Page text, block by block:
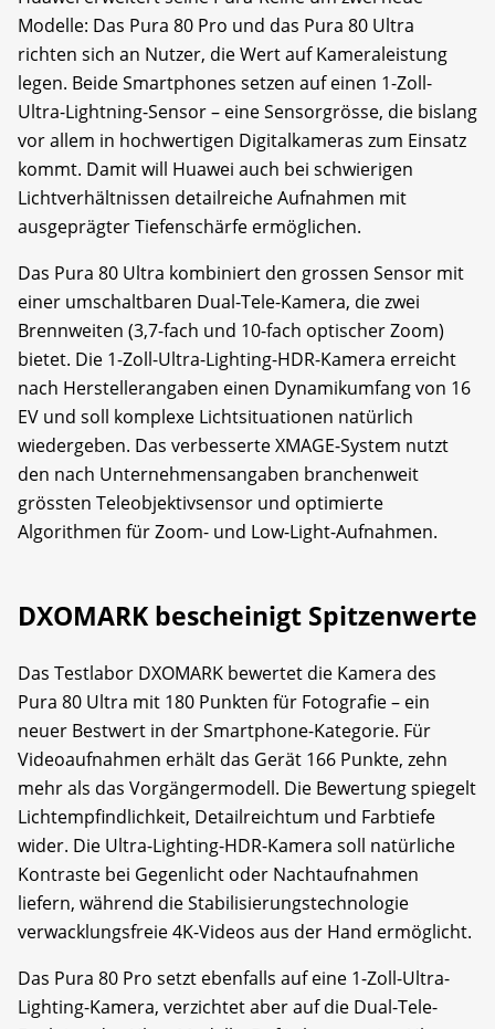
Modelle: Das Pura 80 Pro und das Pura 80 Ultra
richten sich an Nutzer, die Wert auf Kameraleistung
legen. Beide Smartphones setzen auf einen 1-Zoll-
Ultra-Lightning-Sensor – eine Sensorgrösse, die bislang
vor allem in hochwertigen Digitalkameras zum Einsatz
kommt. Damit will Huawei auch bei schwierigen
Lichtverhältnissen detailreiche Aufnahmen mit
ausgeprägter Tiefenschärfe ermöglichen.
Das Pura 80 Ultra kombiniert den grossen Sensor mit
einer umschaltbaren Dual-Tele-Kamera, die zwei
Brennweiten (3,7-fach und 10-fach optischer Zoom)
bietet. Die 1-Zoll-Ultra-Lighting-HDR-Kamera erreicht
nach Herstellerangaben einen Dynamikumfang von 16
EV und soll komplexe Lichtsituationen natürlich
wiedergeben. Das verbesserte XMAGE-System nutzt
den nach Unternehmensangaben branchenweit
grössten Teleobjektivsensor und optimierte
Algorithmen für Zoom- und Low-Light-Aufnahmen.
DXOMARK bescheinigt Spitzenwerte
Das Testlabor DXOMARK bewertet die Kamera des
Pura 80 Ultra mit 180 Punkten für Fotografie – ein
neuer Bestwert in der Smartphone-Kategorie. Für
Videoaufnahmen erhält das Gerät 166 Punkte, zehn
mehr als das Vorgängermodell. Die Bewertung spiegelt
Lichtempfindlichkeit, Detailreichtum und Farbtiefe
wider. Die Ultra-Lighting-HDR-Kamera soll natürliche
Kontraste bei Gegenlicht oder Nachtaufnahmen
liefern, während die Stabilisierungstechnologie
verwacklungsfreie 4K-Videos aus der Hand ermöglicht.
Das Pura 80 Pro setzt ebenfalls auf eine 1-Zoll-Ultra-
Lighting-Kamera, verzichtet aber auf die Dual-Tele-